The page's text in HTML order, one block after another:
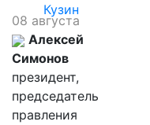
Кузин
08 августа
Алексей
Симонов
президент,
председатель
правления